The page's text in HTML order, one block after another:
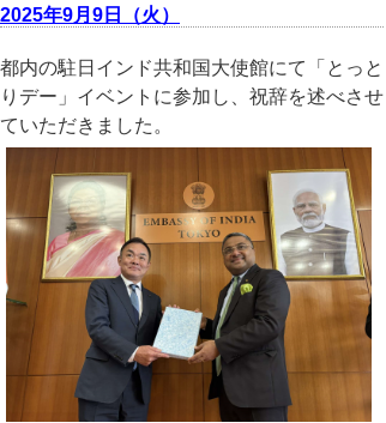
2025年9月9日（火）
都内の駐日インド共和国大使館にて「とっと
りデー」イベントに参加し、祝辞を述べさせ
ていただきました。